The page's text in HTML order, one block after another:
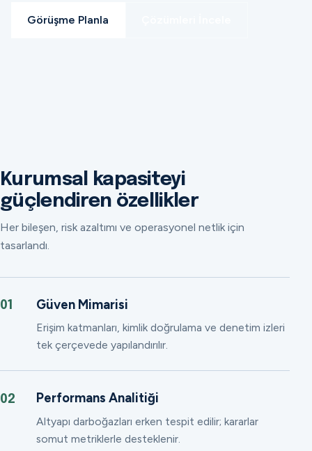
Görüşme Planla
Kurumsal kapasiteyi
güçlendiren özellikler
Her bileşen, risk azaltımı ve operasyonel netlik için
tasarlandı.
01 Güven Mimarisi
Erişim katmanları, kimlik doğrulama ve denetim izleri
tek çerçevede yapılandırılır.
02 Performans Analitiği
Altyapı darboğazları erken tespit edilir; kararlar
somut metriklerle desteklenir.